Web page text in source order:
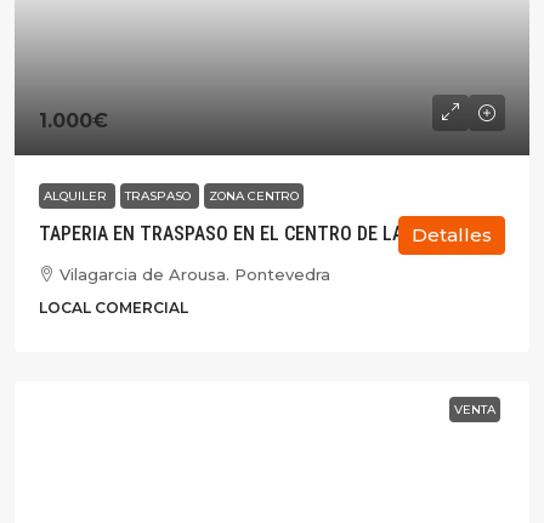
1.000€
ALQUILER TRASPASO ZONA CENTRO
TAPERIA EN TRASPASO EN EL CENTRO DE LA CIUDAD
Vilagarcia de Arousa. Pontevedra
LOCAL COMERCIAL
Detalles
VENTA